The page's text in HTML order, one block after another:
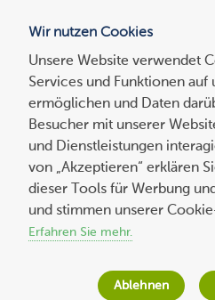
Suchen
nach:
HowTo: Wie installiert
Zusatzmodule über
Thomas von Mengden am
Minuten
Wir nutzen Cookies
Unsere Website verwendet
Services und Funktionen auf
ermöglichen und Daten
Besucher mit unserer
und Dienstleistungen
von „Akzeptieren“ erklären
dieser Tools für Werbung
und stimmen unserer
Erfahren Sie mehr.
Ablehnen